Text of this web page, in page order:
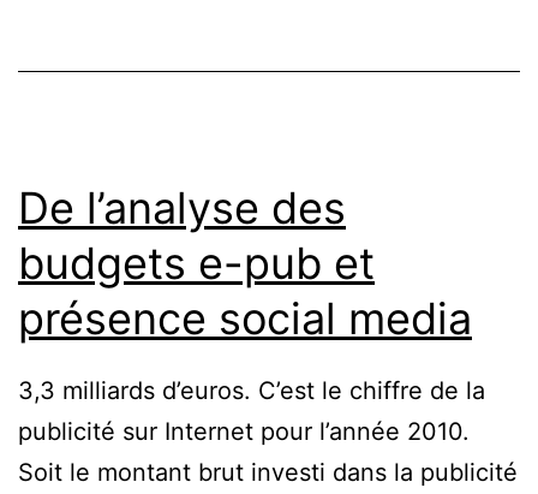
De l’analyse des
budgets e-pub et
présence social media
3,3 milliards d’euros. C’est le chiffre de la
publicité sur Internet pour l’année 2010.
Soit le montant brut investi dans la publicité